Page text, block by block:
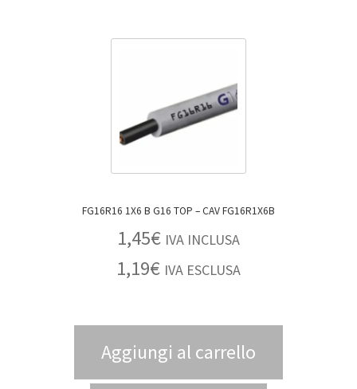
FG16R16 1X6 B G16 TOP – CAV FG16R1X6B
1,45€ IVA INCLUSA
1,19€ IVA ESCLUSA
Aggiungi al carrello